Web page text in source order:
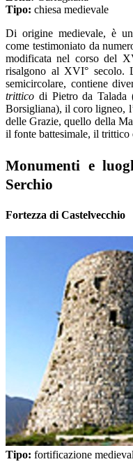
Tipo: chiesa medievale
Di origine medievale, è
come testimoniato da
modificata nel corso del
risalgono al XVI° secolo.
semicircolare, contiene
trittico di Pietro da Talada
Borsigliana), il coro ligneo,
delle Grazie, quello della
il fonte battesimale, il trittico
Monumenti e
Serchio
Fortezza di Castelvecchio
Tipo: fortificazione